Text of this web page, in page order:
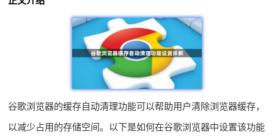
谷歌浏览器的缓存自动清理功能可以帮助用户清除浏览器缓存，
以减少占用的存储空间。以下是如何在谷歌浏览器中设置该功能